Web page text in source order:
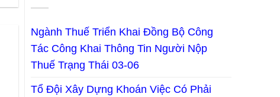
Ngành Thuế Triển Khai Đồng Bộ Công
Tác Công Khai Thông Tin Người Nộp
Thuế Trạng Thái 03-06
Tổ Đội Xây Dựng Khoán Việc Có Phải